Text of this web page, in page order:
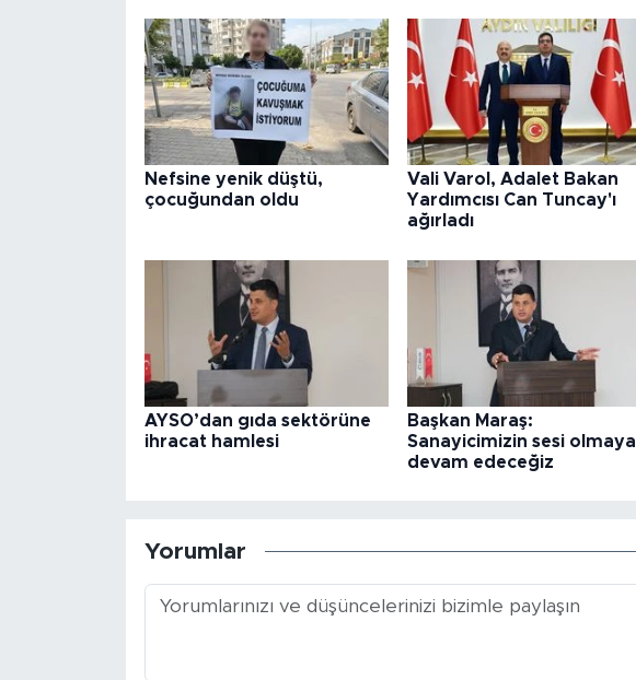
Nefsine yenik düştü,
çocuğundan oldu
Vali Varol, Adalet Bakan
Yardımcısı Can Tuncay'ı
ağırladı
AYSO’dan gıda sektörüne
ihracat hamlesi
Başkan Maraş:
Sanayicimizin sesi olmaya
devam edeceğiz
Yorumlar